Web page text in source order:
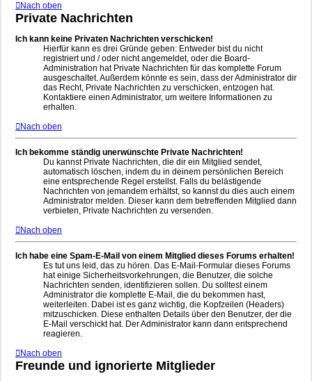
Nach oben
Private Nachrichten
Ich kann keine Privaten Nachrichten verschicken!
Hierfür kann es drei Gründe geben: Entweder bist du nicht
registriert und / oder nicht angemeldet, oder die Board-
Administration hat Private Nachrichten für das komplette Forum
ausgeschaltet. Außerdem könnte es sein, dass der Administrator dir
das Recht, Private Nachrichten zu verschicken, entzogen hat.
Kontaktiere einen Administrator, um weitere Informationen zu
erhalten.
Nach oben
Ich bekomme ständig unerwünschte Private Nachrichten!
Du kannst Private Nachrichten, die dir ein Mitglied sendet,
automatisch löschen, indem du in deinem persönlichen Bereich
eine entsprechende Regel erstellst. Falls du belästigende
Nachrichten von jemandem erhältst, so kannst du dies auch einem
Administrator melden. Dieser kann dem betreffenden Mitglied dann
verbieten, Private Nachrichten zu versenden.
Nach oben
Ich habe eine Spam-E-Mail von einem Mitglied dieses Forums erhalten!
Es tut uns leid, das zu hören. Das E-Mail-Formular dieses Forums
hat einige Sicherheitsvorkehrungen, die Benutzer, die solche
Nachrichten senden, identifizieren sollen. Du solltest einem
Administrator die komplette E-Mail, die du bekommen hast,
weiterleiten. Dabei ist es ganz wichtig, die Kopfzeilen (Headers)
mitzuschicken. Diese enthalten Details über den Benutzer, der die
E-Mail verschickt hat. Der Administrator kann dann entsprechend
reagieren.
Nach oben
Freunde und ignorierte Mitglieder